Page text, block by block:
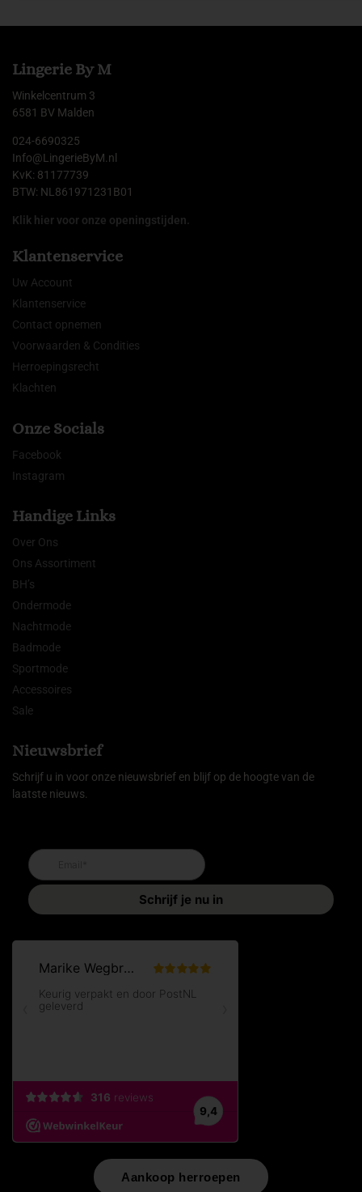
Lingerie By M
Winkelcentrum 3
6581 BV Malden
024-6690325
Info@LingerieByM.nl
KvK: 81177739
BTW: NL861971231B01
Klik hier voor onze openingstijden.
Klantenservice
Uw Account
Klantenservice
Contact opnemen
Voorwaarden & Condities
Herroepingsrecht
Klachten
Onze Socials
Facebook
Instagram
Handige Links
Over Ons
Ons Assortiment
BH’s
Ondermode
Nachtmode
Badmode
Sportmode
Accessoires
Sale
Nieuwsbrief
Schrijf u in voor onze nieuwsbrief en blijf op de hoogte van de
laatste nieuws.
Aankoop herroepen